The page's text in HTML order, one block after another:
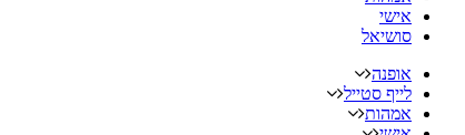
אישי
סושיאל
אופנה
לייף סטייל
אמהות